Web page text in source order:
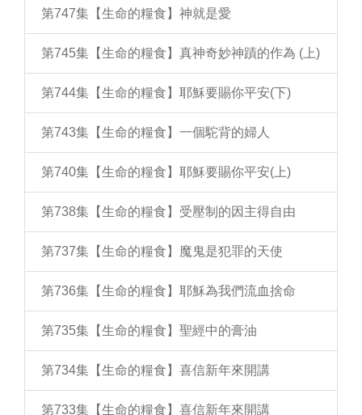
第747集【生命的糧食】神就是愛
第745集【生命的糧食】真神奇妙神蹟的作為 (上)
第744集【生命的糧食】耶穌要賜你平安(下)
第743集【生命的糧食】一個駝背的婦人
第740集【生命的糧食】耶穌要賜你平安(上)
第738集【生命的糧食】受壓制的因主得自由
第737集【生命的糧食】魔鬼是犯罪的天使
第736集【生命的糧食】耶穌為我們流血捨命
第735集【生命的糧食】聖經中的膏油
第734集【生命的糧食】喜信新年來開講
第733集【生命的糧食】喜信新年來開講